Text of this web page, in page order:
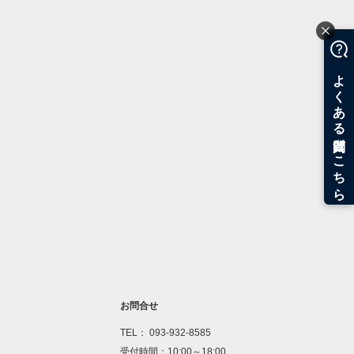
お問合せ
TEL： 093-932-8585
受付時間：10:00～18:00